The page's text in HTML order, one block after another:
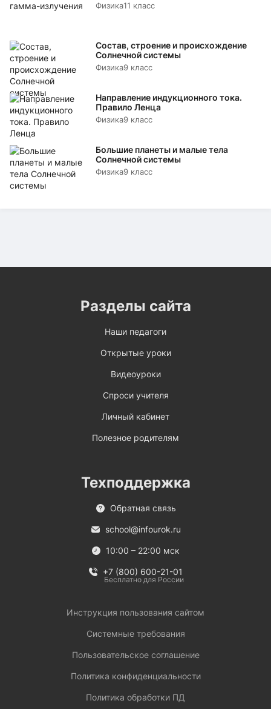
Физика11 класс
Состав, строение и происхождение
Солнечной системы
Физика9 класс
Направление индукционного тока.
Правило Ленца
Физика9 класс
Большие планеты и малые тела
Солнечной системы
Физика9 класс
Разделы сайта
Наши педагоги
Открытые уроки
Видеоуроки
Спроси учителя
Личный кабинет
Полезное родителям
Техподдержка
Обратная связь
school@infourok.ru
10:00 – 22:00 мск
+7 (800) 600-21-01
Бесплатно для России
Инструкция пользования сайтом
Системные требования
Пользовательское соглашение
Политика конфиденциальности
Политика обработки ПД